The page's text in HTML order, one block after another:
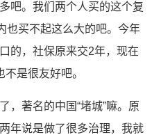
吧。我们两个人买的这个复
也买不起这么大的吧。今年
的，社保原来交2年，现在
是很友好吧。
，著名的中国“堵城”嘛。原
年说是做了很多治理，我就